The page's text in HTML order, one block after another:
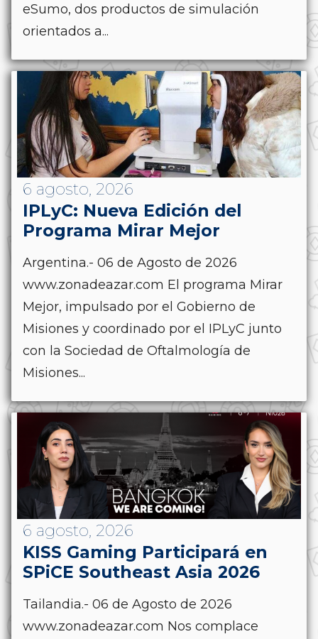
eSumo, dos productos de simulación
orientados a...
6 agosto, 2026
IPLyC: Nueva Edición del
Programa Mirar Mejor
Argentina.- 06 de Agosto de 2026
www.zonadeazar.com El programa Mirar
Mejor, impulsado por el Gobierno de
Misiones y coordinado por el IPLyC junto
con la Sociedad de Oftalmología de
Misiones...
6 agosto, 2026
KISS Gaming Participará en
SPiCE Southeast Asia 2026
Tailandia.- 06 de Agosto de 2026
www.zonadeazar.com Nos complace